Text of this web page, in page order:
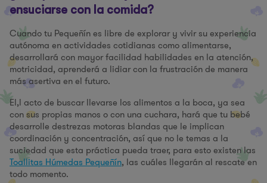
ensuciarse con la comida?
Cuando tu Pequeñín es libre de explorar y vivir su experiencia
autónoma en actividades cotidianas como alimentarse,
desarrollará con mayor facilidad habilidades en la atención,
motricidad, aprenderá a lidiar con la frustración de manera
más asertiva en el futuro.
El,l acto de buscar llevarse los alimentos a la boca, ya sea
con sus propias manos o con una cuchara, hará que tu bebé
desarrolle destrezas motoras blandas que le implican
coordinación y concentración, así que no le temas a la
suciedad que esta práctica pueda traer, para esto existen las
Toallitas Húmedas Pequeñín, las cuáles llegarán al rescate en
todo momento.